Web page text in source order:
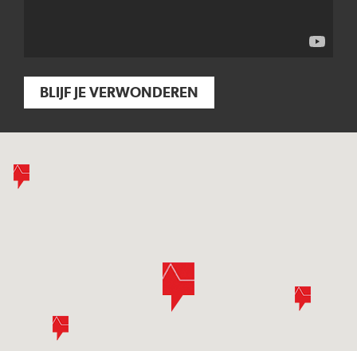
BLIJF JE VERWONDEREN